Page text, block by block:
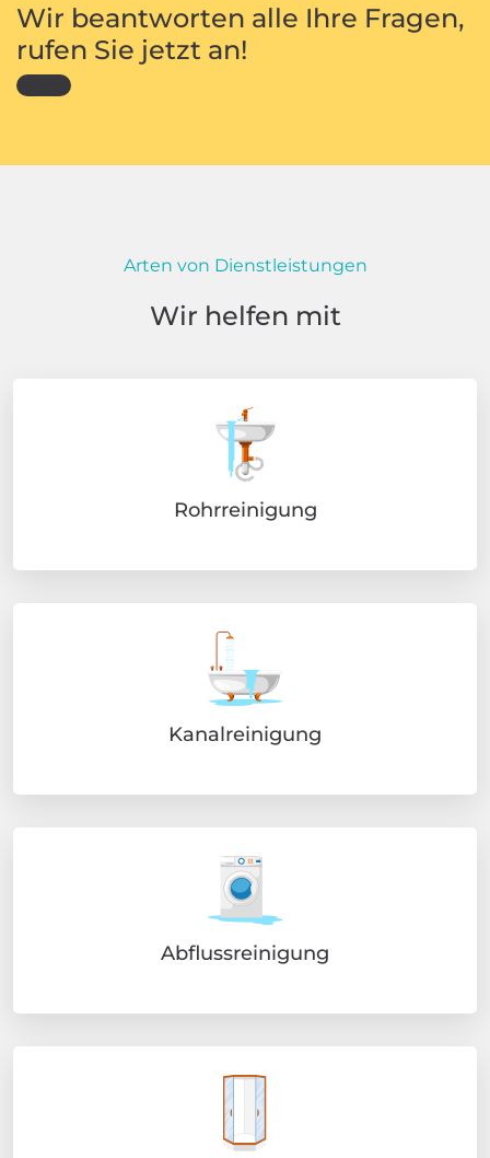
Wir beantworten alle Ihre Fragen,
rufen Sie jetzt an!
Arten von Dienstleistungen
Wir helfen mit
Rohrreinigung
Kanalreinigung
Abflussreinigung